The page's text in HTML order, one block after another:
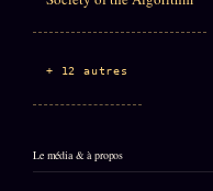
+ 12 autres
Le média & à propos